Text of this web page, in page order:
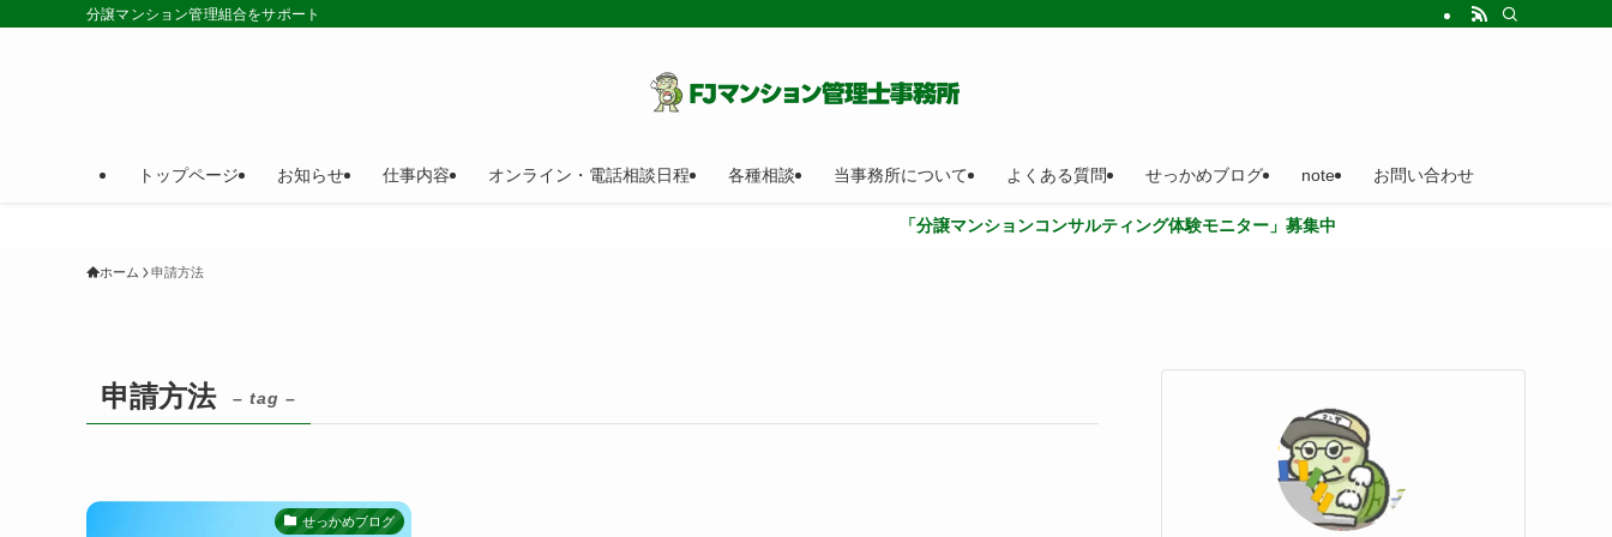
分譲マンション管理組合をサポート
トップページ お知らせ 仕事内容 オンライン・電話相談日程 各種相談 当事務所について よくある質問 せっかめブログ note お問い合わせ
「分譲マンションコンサルティング体験モニター」募集中
ホーム 申請方法
申請方法 – tag –
せっかめブログ